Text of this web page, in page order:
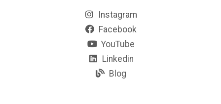
Instagram
Facebook
YouTube
Linkedin
Blog